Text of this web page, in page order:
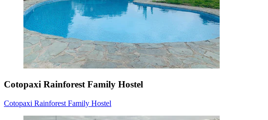
Cotopaxi Rainforest Family Hostel
Cotopaxi Rainforest Family Hostel